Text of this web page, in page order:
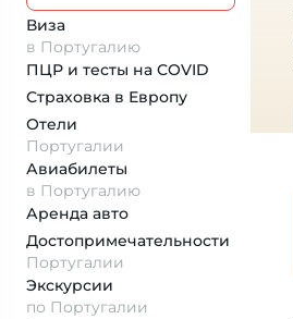
Виза
в Португалию
ПЦР и тесты на COVID
Страховка в Европу
Отели
Португалии
Авиабилеты
в Португалию
Аренда авто
Достопримеча­тельности
Португалии
Экскурсии
по Португалии